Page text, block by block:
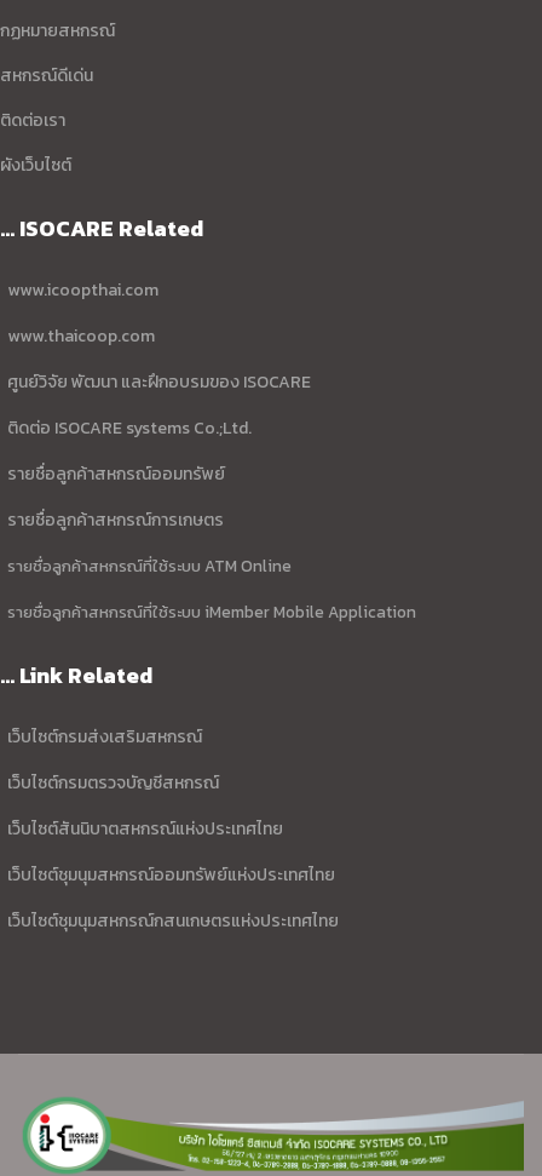
กฏหมายสหกรณ์
สหกรณ์ดีเด่น
ติดต่อเรา
ผังเว็บไซต์
... ISOCARE Related
www.icoopthai.com
www.thaicoop.com
ศูนย์วิจัย พัฒนา และฝึกอบรมของ ISOCARE
ติดต่อ ISOCARE systems Co.;Ltd.
รายชื่อลูกค้าสหกรณ์ออมทรัพย์
รายชื่อลูกค้าสหกรณ์การเกษตร
รายชื่อลูกค้าสหกรณ์ที่ใช้ระบบ ATM Online
รายชื่อลูกค้าสหกรณ์ที่ใช้ระบบ iMember Mobile Application
... Link Related
เว็บไซต์กรมส่งเสริมสหกรณ์
เว็บไซต์กรมตรวจบัญชีสหกรณ์
เว็บไซต์สันนิบาตสหกรณ์แห่งประเทศไทย
เว็บไซต์ชุมนุมสหกรณ์ออมทรัพย์แห่งประเทศไทย
เว็บไซต์ชุมนุมสหกรณ์กสนเกษตรแห่งประเทศไทย